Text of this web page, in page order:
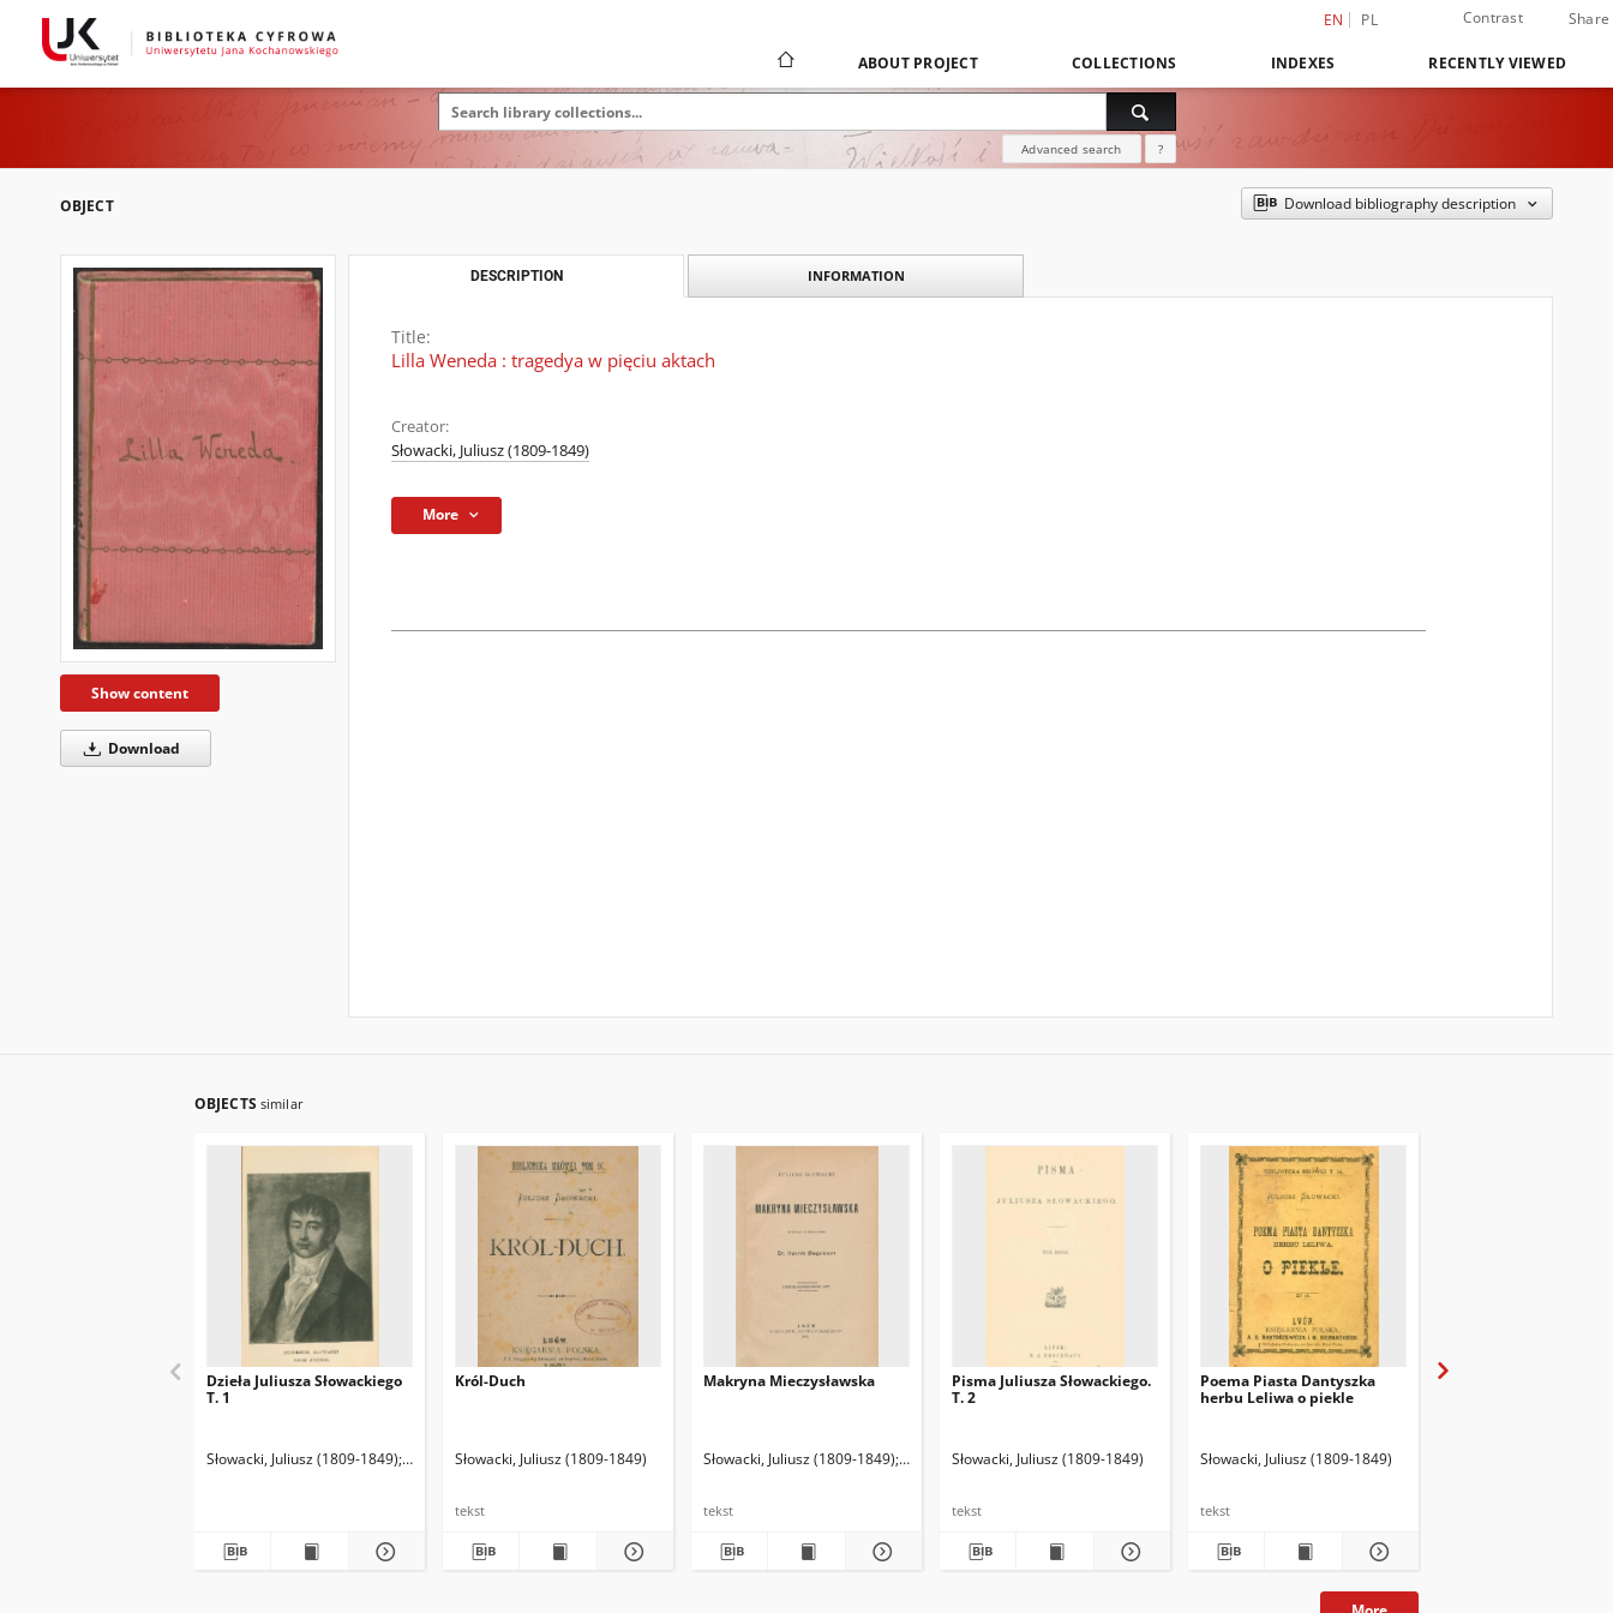
EN PL Contrast Share
ABOUT PROJECT COLLECTIONS INDEXES RECENTLY VIEWED
Advanced search ?
OBJECT Download bibliography description
Show content
Download
DESCRIPTION INFORMATION
Title:
Lilla Weneda : tragedya w pięciu aktach
Creator:
Słowacki, Juliusz (1809-1849)
More
OBJECTS similar
Dzieła Juliusza Słowackiego
T. 1
Słowacki, Juliusz (1809-1849) Biegeleisen, Henryk (1855-1934). Redaktor
Król-Duch
Słowacki, Juliusz (1809-1849)
tekst
Makryna Mieczysławska
Słowacki, Juliusz (1809-1849) Biegeleisen, Henryk (1855-1934). Wyd.
tekst
Pisma Juliusza Słowackiego.
T. 2
Słowacki, Juliusz (1809-1849)
tekst
Poema Piasta Dantyszka
herbu Leliwa o piekle
Słowacki, Juliusz (1809-1849)
tekst